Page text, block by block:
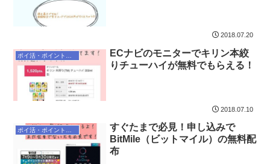
2018.07.20
ECナビのモニターでキリン本絞
りチューハイが無料でもらえる！
2018.07.10
すぐたまで必見！申し込みで
BitMile（ビットマイル）の無料配
布